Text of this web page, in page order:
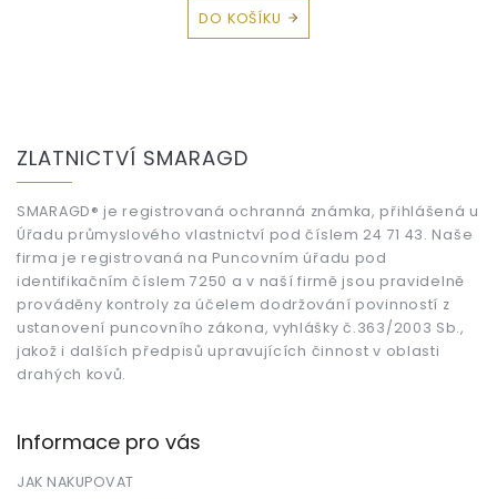
DO KOŠÍKU
ZLATNICTVÍ SMARAGD
SMARAGD® je registrovaná ochranná známka, přihlášená u
Úřadu průmyslového vlastnictví pod číslem 24 71 43. Naše
firma je registrovaná na Puncovním úřadu pod
identifikačním číslem 7250 a v naší firmě jsou pravidelně
prováděny kontroly za účelem dodržování povinností z
ustanovení puncovního zákona, vyhlášky č.363/2003 Sb.,
jakož i dalších předpisů upravujících činnost v oblasti
drahých kovů.
Informace pro vás
JAK NAKUPOVAT